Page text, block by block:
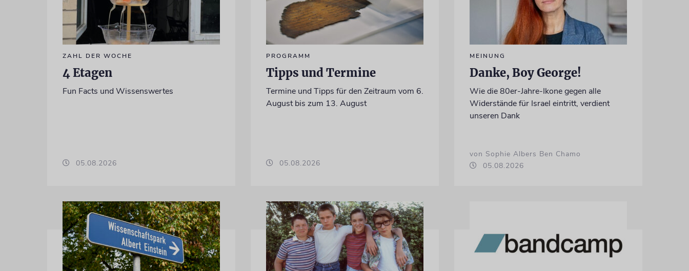
ZAHL DER WOCHE
4 Etagen
Fun Facts und Wissenswertes
05.08.2026
PROGRAMM
Tipps und Termine
Termine und Tipps für den Zeitraum vom 6.
August bis zum 13. August
05.08.2026
MEINUNG
Danke, Boy George!
Wie die 80er-Jahre-Ikone gegen alle
Widerstände für Israel eintritt, verdient
unseren Dank
von Sophie Albers Ben Chamo
05.08.2026